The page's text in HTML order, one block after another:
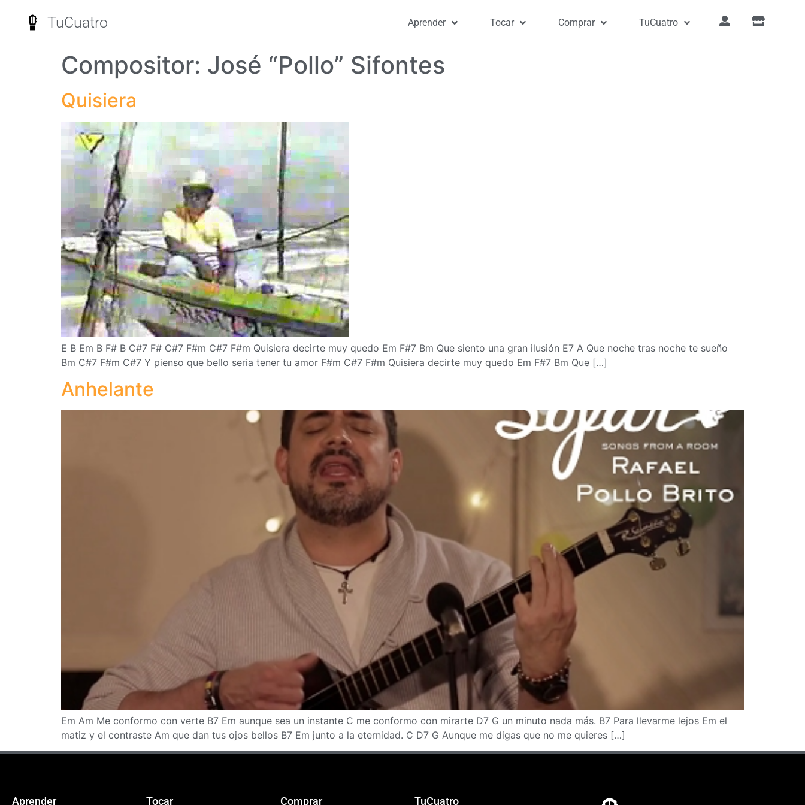
TuCuatro Aprender Tocar Comprar TuCuatro
Compositor: José “Pollo” Sifontes
Quisiera
E B Em B F# B C#7 F# C#7 F#m C#7 F#m Quisiera decirte muy quedo Em F#7 Bm Que siento una gran ilusión E7 A Que noche tras noche te sueño
Bm C#7 F#m C#7 Y pienso que bello seria tener tu amor F#m C#7 F#m Quisiera decirte muy quedo Em F#7 Bm Que […]
Anhelante
Em Am Me conformo con verte B7 Em aunque sea un instante C me conformo con mirarte D7 G un minuto nada más. B7 Para llevarme lejos Em el
matiz y el contraste Am que dan tus ojos bellos B7 Em junto a la eternidad. C D7 G Aunque me digas que no me quieres […]
Aprender Tocar Comprar TuCuatro